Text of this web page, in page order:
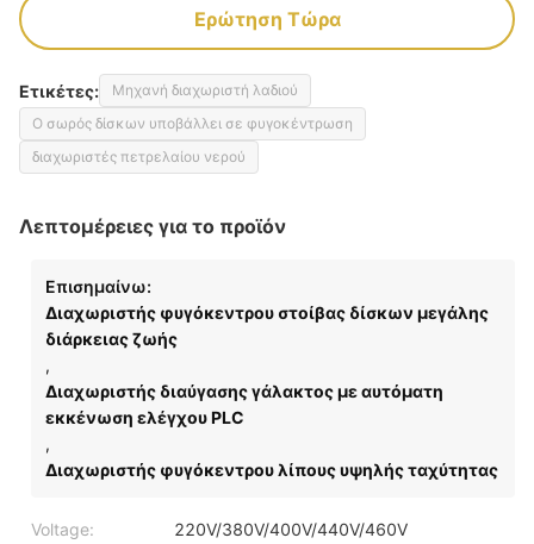
Ερώτηση Τώρα
Ετικέτες:
Μηχανή διαχωριστή λαδιού
Ο σωρός δίσκων υποβάλλει σε φυγοκέντρωση
διαχωριστές πετρελαίου νερού
Λεπτομέρειες για το προϊόν
Επισημαίνω:
Διαχωριστής φυγόκεντρου στοίβας δίσκων μεγάλης
διάρκειας ζωής
,
Διαχωριστής διαύγασης γάλακτος με αυτόματη
εκκένωση ελέγχου PLC
,
Διαχωριστής φυγόκεντρου λίπους υψηλής ταχύτητας
Voltage:
220V/380V/400V/440V/460V